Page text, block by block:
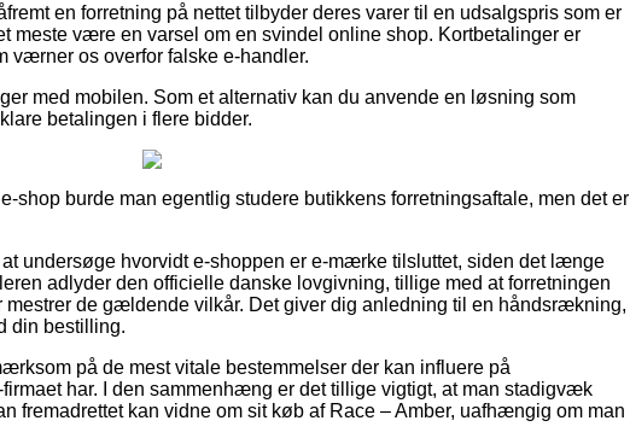
en forretning på nettet tilbyder deres varer til en udsalgspris som er
meste være en varsel om en svindel online shop. Kortbetalinger er
værner os overfor falske e-handler.
med mobilen. Som et alternativ kan du anvende en løsning som
betalingen i flere bidder.
shop burde man egentlig studere butikkens forretningsaftale, men det er
undersøge hvorvidt e-shoppen er e-mærke tilsluttet, siden det længe
adlyder den officielle danske lovgivning, tillige med at forretningen
mestrer de gældende vilkår. Det giver dig anledning til en håndsrækning,
din bestilling.
på de mest vitale bestemmelser der kan influere på
har. I den sammenhæng er det tillige vigtigt, at man stadigvæk
fremadrettet kan vidne om sit køb af Race – Amber, uafhængig om man